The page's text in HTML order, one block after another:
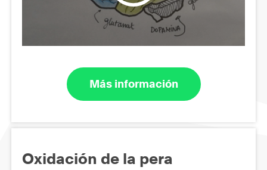
Más información
Oxidación de la pera